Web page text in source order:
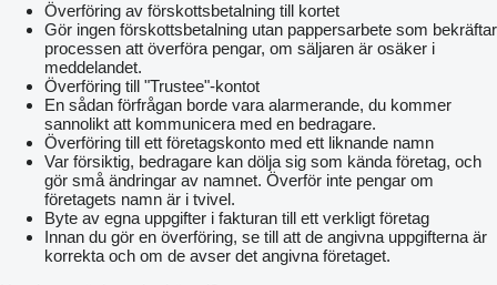
Överföring av förskottsbetalning till kortet
Gör ingen förskottsbetalning utan pappersarbete som bekräftar
processen att överföra pengar, om säljaren är osäker i
meddelandet.
Överföring till "Trustee"-kontot
En sådan förfrågan borde vara alarmerande, du kommer
sannolikt att kommunicera med en bedragare.
Överföring till ett företagskonto med ett liknande namn
Var försiktig, bedragare kan dölja sig som kända företag, och
gör små ändringar av namnet. Överför inte pengar om
företagets namn är i tvivel.
Byte av egna uppgifter i fakturan till ett verkligt företag
Innan du gör en överföring, se till att de angivna uppgifterna är
korrekta och om de avser det angivna företaget.